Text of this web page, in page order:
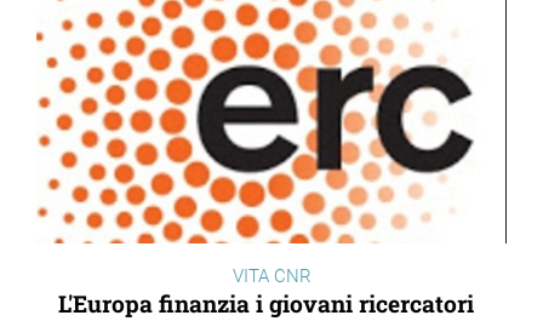
VITA CNR
L'Europa finanzia i giovani ricercatori